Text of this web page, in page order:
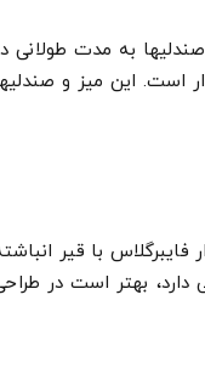
به مدت طولانی
است. این میز و
با قیر
بهتر است در